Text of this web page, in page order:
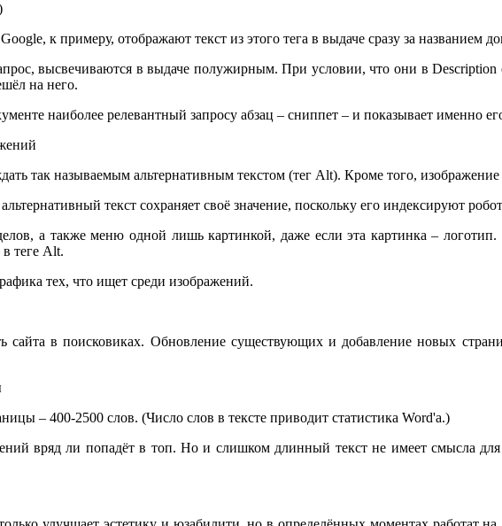
к примеру, отображают текст из этого тега в выдаче сразу за названием
высвечиваются в выдаче полужирным. При условии, что они в Description
на него.
наиболее релевантный запросу абзац – сниппет – и показывает именно
так называемым альтернативным текстом (тег Alt). Кроме того,
текст сохраняет своё значение, поскольку его индексируют
а также меню одной лишь картинкой, даже если эта картинка –
теге Alt.
тех, что ищет среди изображений.
сайта в поисковиках. Обновление существующих и добавление новых
– 400-2500 слов. (Число слов в тексте приводит статистика Word'а.)
вряд ли попадёт в топ. Но и слишком длинный текст не имеет смысла